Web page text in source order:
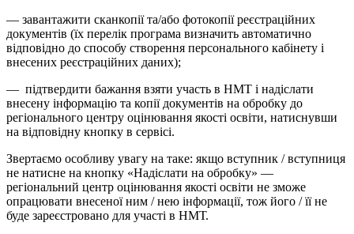
— завантажити сканкопії та/або фотокопії реєстраційних
документів (їх перелік програма визначить автоматично
відповідно до способу створення персонального кабінету і
внесених реєстраційних даних);
— підтвердити бажання взяти участь в НМТ і надіслати
внесену інформацію та копії документів на обробку до
регіонального центру оцінювання якості освіти, натиснувши
на відповідну кнопку в сервісі.
Звертаємо особливу увагу на таке: якщо вступник / вступниця
не натисне на кнопку «Надіслати на обробку» —
регіональний центр оцінювання якості освіти не зможе
опрацювати внесеної ним / нею інформації, тож його / її не
буде зареєстровано для участі в НМТ.